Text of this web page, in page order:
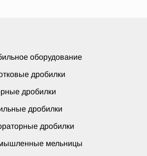
оборудование
дробилки
дробилки
дробилки
дробилки
мельницы